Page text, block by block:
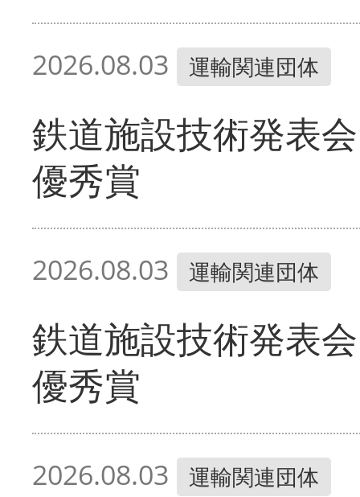
2026.08.03 運輸関連団体
鉄道施設技術発表
優秀賞
2026.08.03 運輸関連団体
鉄道施設技術発表
優秀賞
2026.08.03 運輸関連団体